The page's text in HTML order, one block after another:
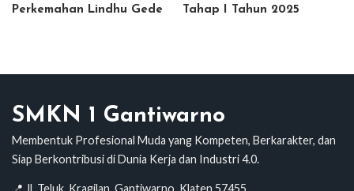
Perkemahan Lindhu Gede
Tahap I Tahun 2025
SMKN 1 Gantiwarno
Membentuk Profesional Muda yang Kompeten, Berkarakter, dan
Siap Berkontribusi di Dunia Kerja dan Industri 4.0.
📍 Jl. Teluk, Kragilan, Gantiwarno, Klaten 57455